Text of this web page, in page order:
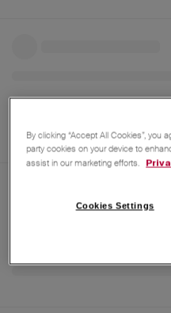
By clicking “Accept All Cookies”, you
party cookies on your device to
assist in our marketing efforts.
Cookies Settings